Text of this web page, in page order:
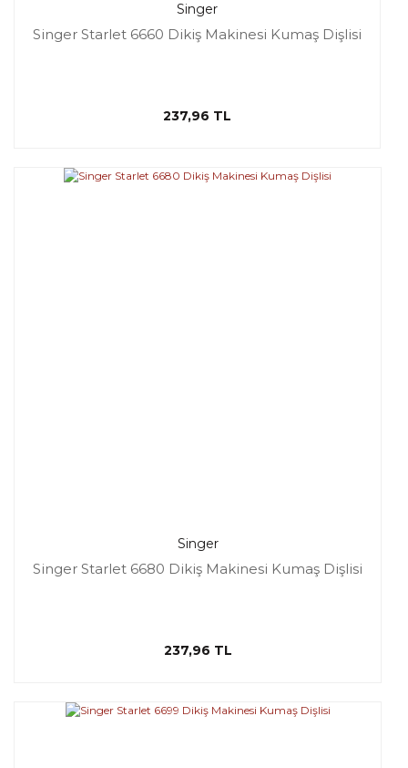
Singer
Singer Starlet 6660 Dikiş Makinesi Kumaş Dişlisi
237,96 TL
Singer
Singer Starlet 6680 Dikiş Makinesi Kumaş Dişlisi
237,96 TL